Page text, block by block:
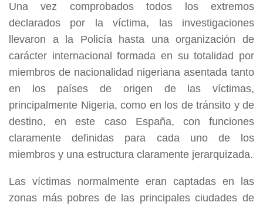
Una vez comprobados todos los extremos
declarados por la víctima, las investigaciones
llevaron a la Policía hasta una organización de
carácter internacional formada en su totalidad por
miembros de nacionalidad nigeriana asentada tanto
en los países de origen de las víctimas,
principalmente Nigeria, como en los de tránsito y de
destino, en este caso España, con funciones
claramente definidas para cada uno de los
miembros y una estructura claramente jerarquizada.
Las víctimas normalmente eran captadas en las
zonas más pobres de las principales ciudades de